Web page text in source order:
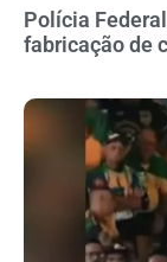
Polícia
fabricação de